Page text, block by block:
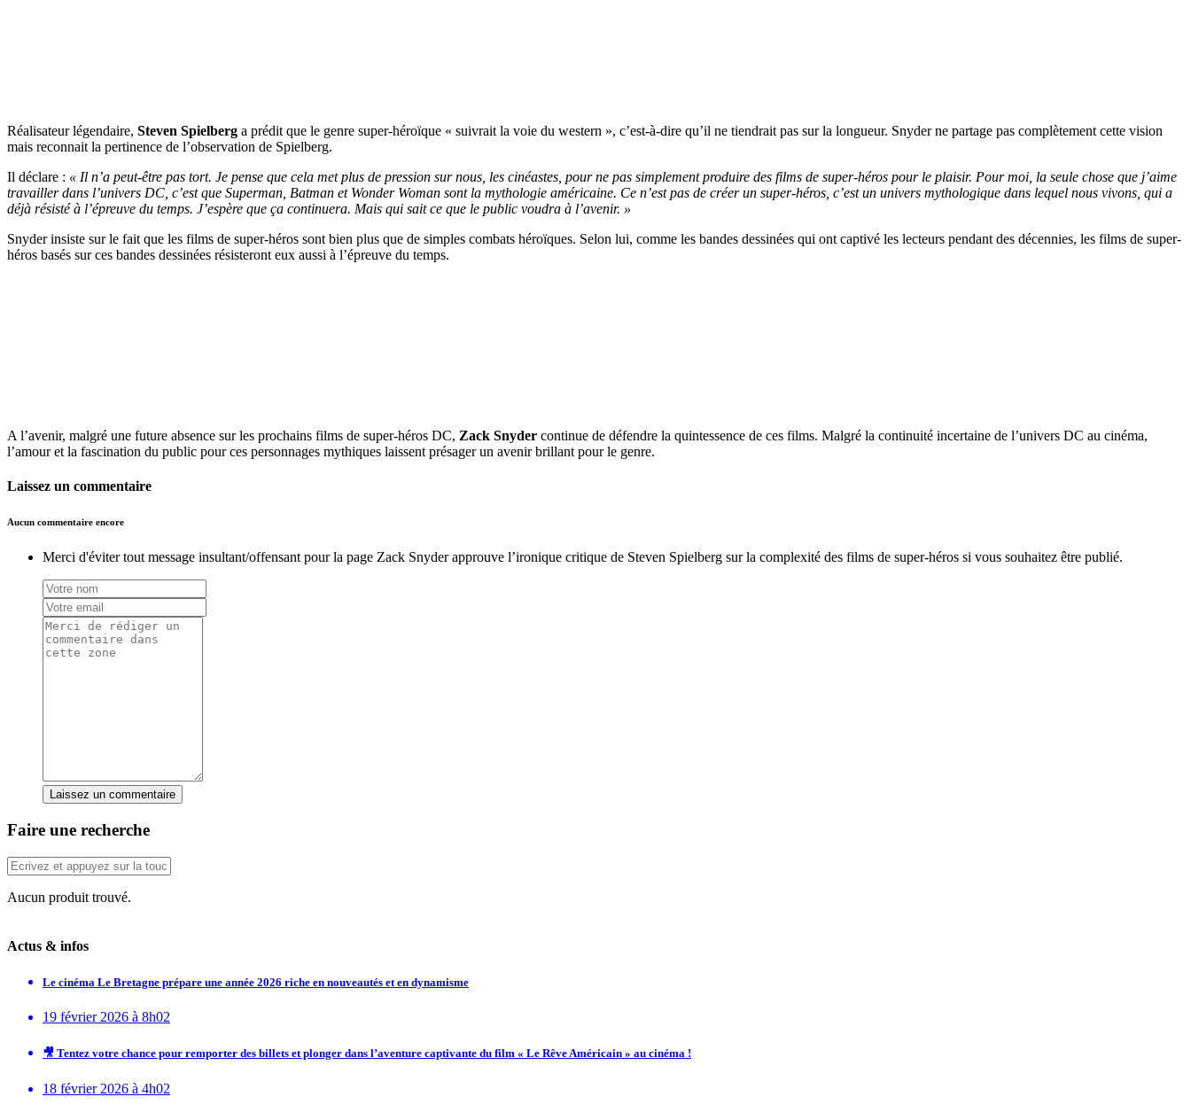
Réalisateur légendaire, Steven Spielberg a prédit que le genre super-héroïque « suivrait la voie du western », c’est-à-dire qu’il ne tiendrait pas sur la longueur. Snyder ne partage pas complètement cette vision
mais reconnait la pertinence de l’observation de Spielberg.
Il déclare : « Il n’a peut-être pas tort. Je pense que cela met plus de pression sur nous, les cinéastes, pour ne pas simplement produire des films de super-héros pour le plaisir. Pour moi, la seule chose que j’aime
travailler dans l’univers DC, c’est que Superman, Batman et Wonder Woman sont la mythologie américaine. Ce n’est pas de créer un super-héros, c’est un univers mythologique dans lequel nous vivons, qui a
déjà résisté à l’épreuve du temps. J’espère que ça continuera. Mais qui sait ce que le public voudra à l’avenir. »
Snyder insiste sur le fait que les films de super-héros sont bien plus que de simples combats héroïques. Selon lui, comme les bandes dessinées qui ont captivé les lecteurs pendant des décennies, les films de super-
héros basés sur ces bandes dessinées résisteront eux aussi à l’épreuve du temps.
A l’avenir, malgré une future absence sur les prochains films de super-héros DC, Zack Snyder continue de défendre la quintessence de ces films. Malgré la continuité incertaine de l’univers DC au cinéma,
l’amour et la fascination du public pour ces personnages mythiques laissent présager un avenir brillant pour le genre.
Laissez un commentaire
Aucun commentaire encore
Merci d'éviter tout message insultant/offensant pour la page Zack Snyder approuve l’ironique critique de Steven Spielberg sur la complexité des films de super-héros si vous souhaitez être publié.
Laissez un commentaire
Faire une recherche
Aucun produit trouvé.
Actus & infos
Le cinéma Le Bretagne prépare une année 2026 riche en nouveautés et en dynamisme
19 février 2026 à 8h02
🎥 Tentez votre chance pour remporter des billets et plonger dans l’aventure captivante du film « Le Rêve Américain » au cinéma !
18 février 2026 à 4h02